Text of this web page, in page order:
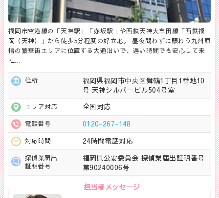
福岡市空港線の「天神駅」「赤坂駅」や西鉄天神大牟田線「西鉄福
岡（天神）」から徒歩5分程度の好立地。 昼夜問わずに賑わう九州屈
指の繁華街エリアに位置する大通沿いで、遅い時間でも安心して来
社…
住所
福岡県福岡市中央区舞鶴1丁目1番地10
号 天神シルバービル504号室
エリア対応 全国対応
電話番号 0120-267-148
対応時間 24時間電話対応
探偵業届出
証明番号
福岡県公安委員会 探偵業届出証明番号
第90240006号
担当者メッセージ